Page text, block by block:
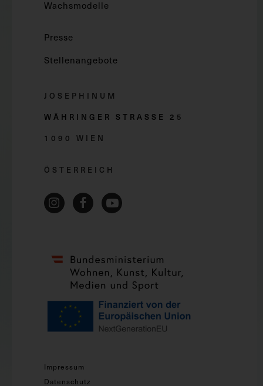
Wachsmodelle
Presse
Stellenangebote
JOSEPHINUM
WÄHRINGER STRASSE 2 5
1090 WIEN
ÖSTERREICH
Impressum
Datenschutz